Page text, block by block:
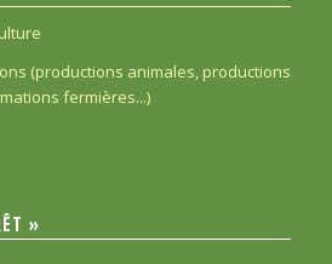
(productions animales, productions
fermières...)
»